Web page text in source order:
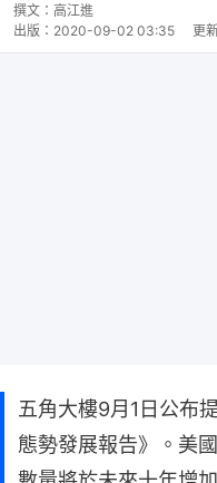
撰文： 高江進
出版： 2020-09-02 03:35 更
五角大樓9月1日公布
態勢發展報告》。美